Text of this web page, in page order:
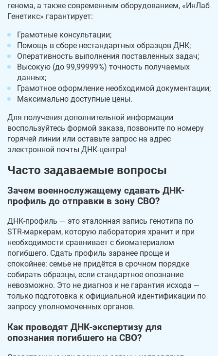
генома, а также современным оборудованием, «ИнЛаб
Генетикс» гарантирует:
Грамотные консультации;
Помощь в сборе нестандартных образцов ДНК;
Оперативность выполнения поставленных задач;
Высокую (до 99,99999%) точность получаемых
данных;
Грамотное оформление необходимой документации;
Максимально доступные цены.
Для получения дополнительной информации
воспользуйтесь формой заказа, позвоните по номеру
горячей линии или оставьте запрос на адрес
электронной почты ДНК-центра!
Часто задаваемые вопросы
Зачем военнослужащему сдавать ДНК-
профиль до отправки в зону СВО?
ДНК-профиль — это эталонная запись генотипа по
STR-маркерам, которую лаборатория хранит и при
необходимости сравнивает с биоматериалом
погибшего. Сдать профиль заранее проще и
спокойнее: семье не придётся в срочном порядке
собирать образцы, если стандартное опознание
невозможно. Это не диагноз и не гарантия исхода —
только подготовка к официальной идентификации по
запросу уполномоченных органов.
Как проводят ДНК-экспертизу для
опознания погибшего на СВО?